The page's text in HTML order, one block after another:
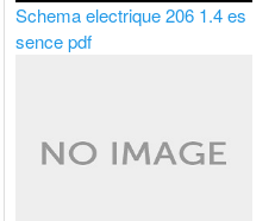
Schema electrique 206 1.4 es
sence pdf